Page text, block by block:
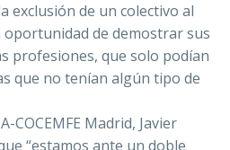
exclusión de un colectivo al
oportunidad de demostrar sus
profesiones, que solo podían
que no tenían algún tipo de
COCEMFE Madrid, Javier
“estamos ante un doble